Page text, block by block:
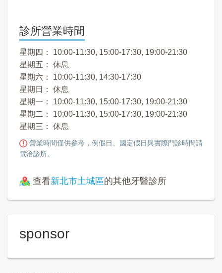
診所營業時間
星期四： 10:00-11:30, 15:00-17:30, 19:00-21:30
星期五： 休息
星期六： 10:00-11:30, 14:30-17:30
星期日： 休息
星期一： 10:00-11:30, 15:00-17:30, 19:00-21:30
星期二： 10:00-11:30, 15:00-17:30, 19:00-21:30
星期三： 休息
營業時間僅供參考，例假日、國定假日與實際門診時間請
電洽診所。
查看新北市土城區的其他牙醫診所
sponsor